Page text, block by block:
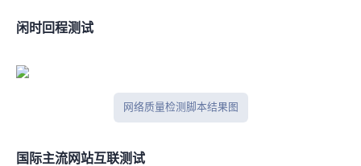
闲时IPV6回程测试
网络质量检测脚本结果图
国际主流网站互联测试